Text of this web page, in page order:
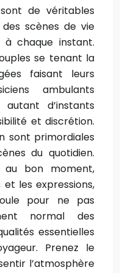
de véritables
scènes de vie
à chaque instant.
se tenant la
faisant leurs
ambulants
d’instants
et discrétion.
sont primordiales
du quotidien.
bon moment,
les expressions,
pour ne pas
normal des
essentielles
Prenez le
l’atmosphère